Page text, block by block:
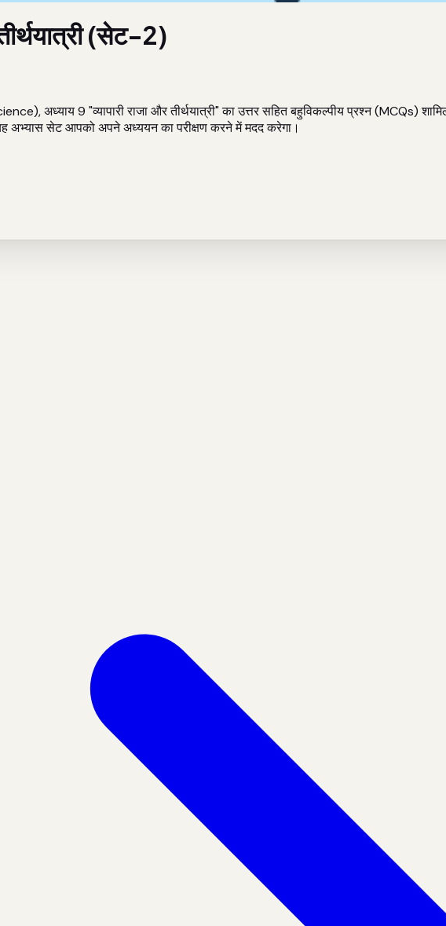
(सेट-2)
अध्याय 9 "व्यापारी राजा और तीर्थयात्री" का उत्तर सहित बहुविकल्पीय प्रश्न (MCQs)
अभ्यास सेट आपको अपने अध्ययन का परीक्षण करने में मदद करेगा।